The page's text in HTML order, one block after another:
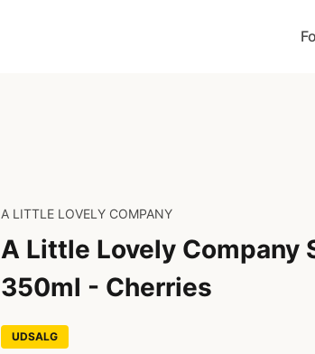
A LITTLE LOVELY COMPANY
A Little Lovely Company
350ml - Cherries
UDSALG